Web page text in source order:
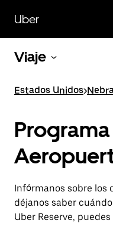
contenido
principal
Uber
Viaje
Estados Unidos>
Infórmanos sobre los
déjanos saber
Uber Reserve,